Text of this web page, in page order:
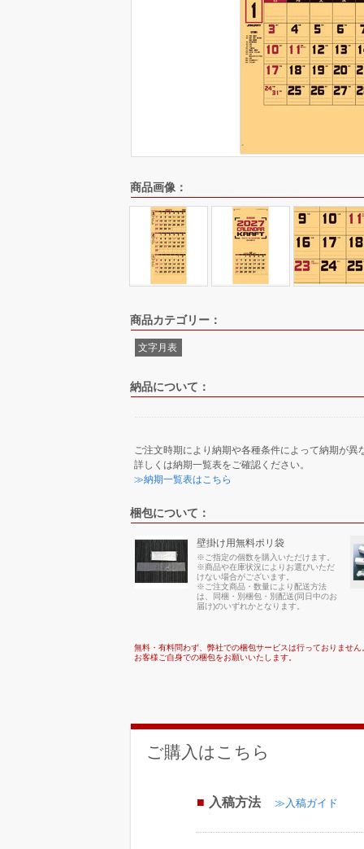
商品画像：
商品カテゴリー：
文字月表
納品について：
ご注文時期により納期や各種条件によって納期が異
詳しくは納期一覧表をご確認ください。
≫納期一覧表はこちら
梱包について：
壁掛け用無料ポリ袋
※ご指定の個数を購入いただけます。
※商品や在庫状況によりお選びいただ
けない場合がございます。
※ご注文商品・数量により配送方法
は、同梱・別梱包・別配送(同日中のお
届け)のいずれかとなります。
無料・有料問わず、弊社での梱包サービスは行っておりません
お客様ご自身での梱包をお願いいたします。
ご購入はこちら
入稿方法 ≫入稿ガイド